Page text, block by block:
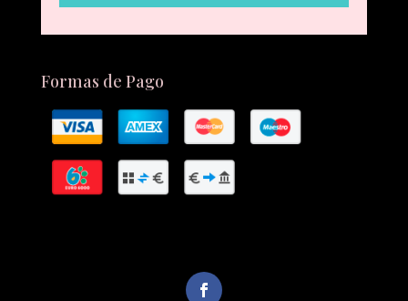
Formas de Pago